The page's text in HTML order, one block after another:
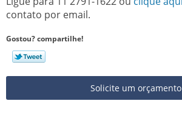
contato por email.
Gostou? compartilhe!
Solicite um orçamento